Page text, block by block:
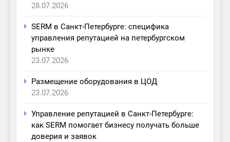
28.07.2026
SERM в Санкт-Петербурге: специфика
управления репутацией на петербургском
рынке
23.07.2026
Размещение оборудования в ЦОД
23.07.2026
Управление репутацией в Санкт-Петербурге:
как SERM помогает бизнесу получать больше
доверия и заявок